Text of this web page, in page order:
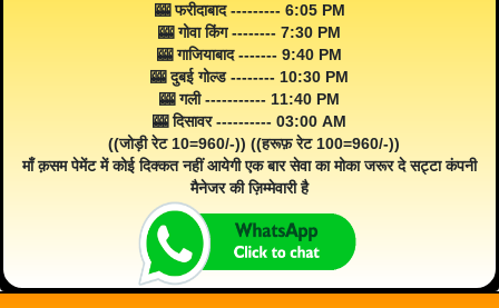
🎰 फरीदाबाद --------- 6:05 PM
🎰 गोवा किंग -------- 7:30 PM
🎰 गाजियाबाद ------- 9:40 PM
🎰 दुबई गोल्ड -------- 10:30 PM
🎰 गली ----------- 11:40 PM
🎰 दिसावर ---------- 03:00 AM
((जोड़ी रेट 10=960/-)) ((हरूफ़ रेट 100=960/-))
माँ क़सम पेमेंट में कोई दिक्कत नहीं आयेगी एक बार सेवा का मोका जरूर दे सट्टा कंपनी
मैनेजर की ज़िम्मेवारी है